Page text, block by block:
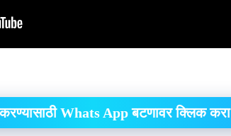
Whats App बटणावर क्लिक करा